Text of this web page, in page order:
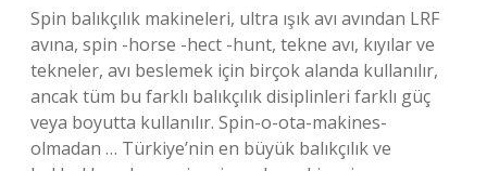
Spin balıkçılık makineleri, ultra ışık avı avından LRF
avına, spin -horse -hect -hunt, tekne avı, kıyılar ve
tekneler, avı beslemek için birçok alanda kullanılır,
ancak tüm bu farklı balıkçılık disiplinleri farklı güç
veya boyutta kullanılır. Spin-o-ota-makines-
olmadan … Türkiye’nin en büyük balıkçılık ve